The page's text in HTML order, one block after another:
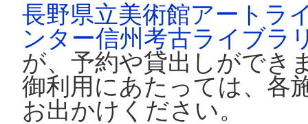
長野県立美術館アートラ
ンター信州考古ライブラ
が、予約や貸出しができ
御利用にあたっては、各
お出かけください。